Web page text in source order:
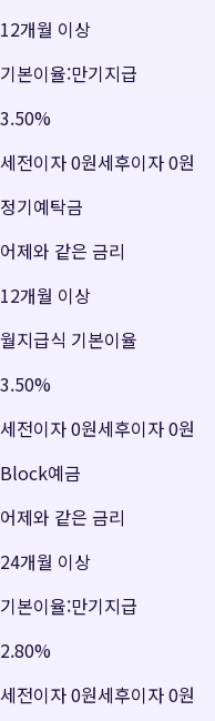
12개월 이상
기본이율:만기지급
3.50%
세전이자0원세후이자0원
정기예탁금
어제와 같은 금리
12개월 이상
월지급식 기본이율
3.50%
세전이자0원세후이자0원
Block예금
어제와 같은 금리
24개월 이상
기본이율:만기지급
2.80%
세전이자0원세후이자0원